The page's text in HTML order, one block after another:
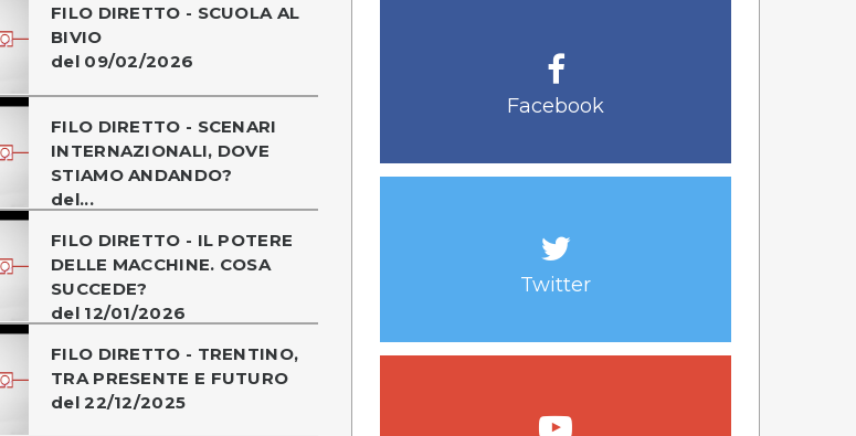
FILO DIRETTO - SCUOLA AL
BIVIO
del 09/02/2026
FILO DIRETTO - SCENARI
INTERNAZIONALI, DOVE
STIAMO ANDANDO?
del...
FILO DIRETTO - IL POTERE
DELLE MACCHINE. COSA
SUCCEDE?
del 12/01/2026
FILO DIRETTO - TRENTINO,
TRA PRESENTE E FUTURO
del 22/12/2025
Facebook
Twitter